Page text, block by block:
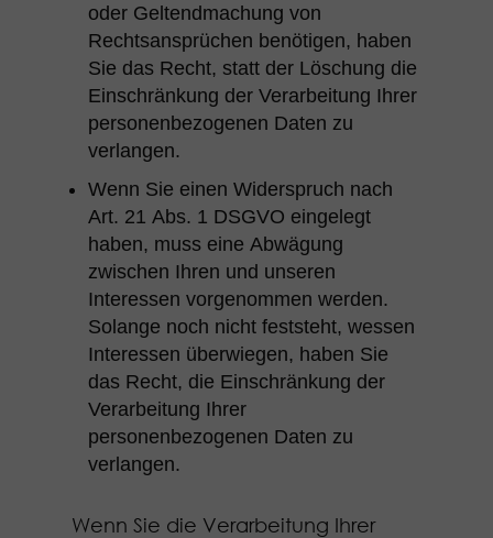
oder Geltendmachung von
Rechtsansprüchen benötigen, haben
Sie das Recht, statt der Löschung die
Einschränkung der Verarbeitung Ihrer
personenbezogenen Daten zu
verlangen.
Wenn Sie einen Widerspruch nach
Art. 21 Abs. 1 DSGVO eingelegt
haben, muss eine Abwägung
zwischen Ihren und unseren
Interessen vorgenommen werden.
Solange noch nicht feststeht, wessen
Interessen überwiegen, haben Sie
das Recht, die Einschränkung der
Verarbeitung Ihrer
personenbezogenen Daten zu
verlangen.
Wenn Sie die Verarbeitung Ihrer